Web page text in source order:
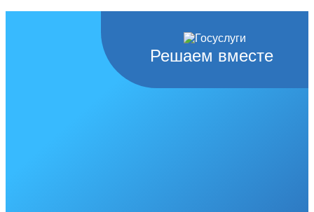
Решаем вместе